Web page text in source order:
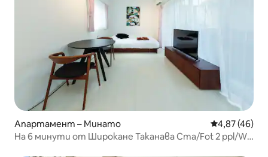
Апартамент – Минато Средна
4,87 (46)
На 6 минути от Широкане Таканава Ста/Fot 2 ppl/Wi